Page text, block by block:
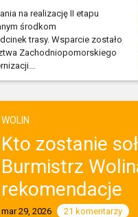
na realizację II etapu
środkom
trasy. Wsparcie zostało
Zachodniopomorskiego
WOLIN
Kto zostanie
Burmistrz
rekomendacje
mar 29, 2026 21 komentarzy